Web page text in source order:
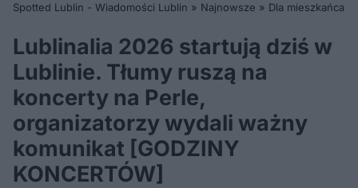
Spotted Lublin - Wiadomości Lublin » Najnowsze » Dla mieszkańca
Lublinalia 2026 startują dziś w
Lublinie. Tłumy ruszą na
koncerty na Perle,
organizatorzy wydali ważny
komunikat [GODZINY
KONCERTÓW]